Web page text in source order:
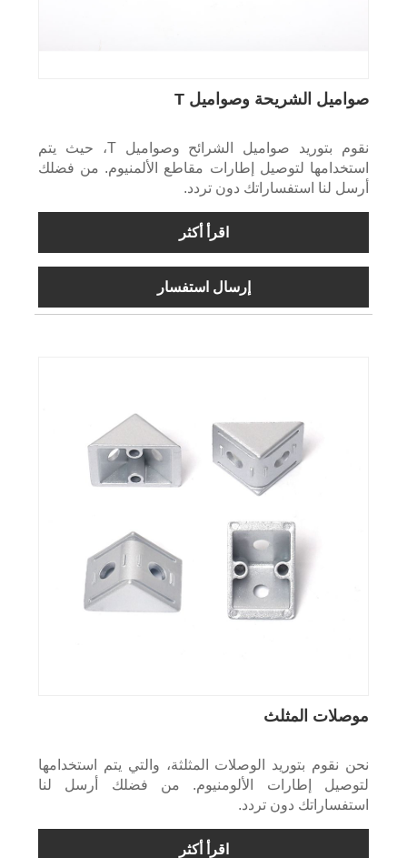
صواميل الشريحة وصواميل T
نقوم بتوريد صواميل الشرائح وصواميل T، حيث يتم
استخدامها لتوصيل إطارات مقاطع الألمنيوم. من فضلك
أرسل لنا استفساراتك دون تردد.
اقرأ أكثر
إرسال استفسار
موصلات المثلث
نحن نقوم بتوريد الوصلات المثلثة، والتي يتم استخدامها
لتوصيل إطارات الألومنيوم. من فضلك أرسل لنا
استفساراتك دون تردد.
اقرأ أكثر